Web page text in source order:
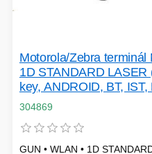
Motorola/Zebra
1D STANDARD
key, ANDROID, BT, IST,
304869
GUN • WLAN • 1D